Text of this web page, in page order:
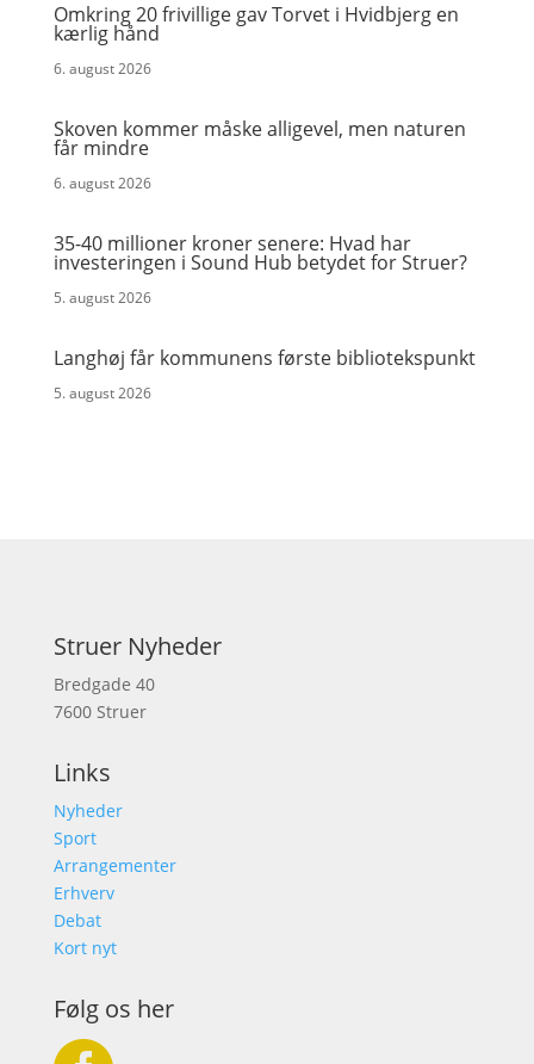
Omkring 20 frivillige gav Torvet i Hvidbjerg en
kærlig hånd
6. august 2026
Skoven kommer måske alligevel, men naturen
får mindre
6. august 2026
35-40 millioner kroner senere: Hvad har
investeringen i Sound Hub betydet for Struer?
5. august 2026
Langhøj får kommunens første bibliotekspunkt
5. august 2026
Struer Nyheder
Bredgade 40
7600 Struer
Links
Nyheder
Sport
Arrangementer
Erhverv
Debat
Kort nyt
Følg os her